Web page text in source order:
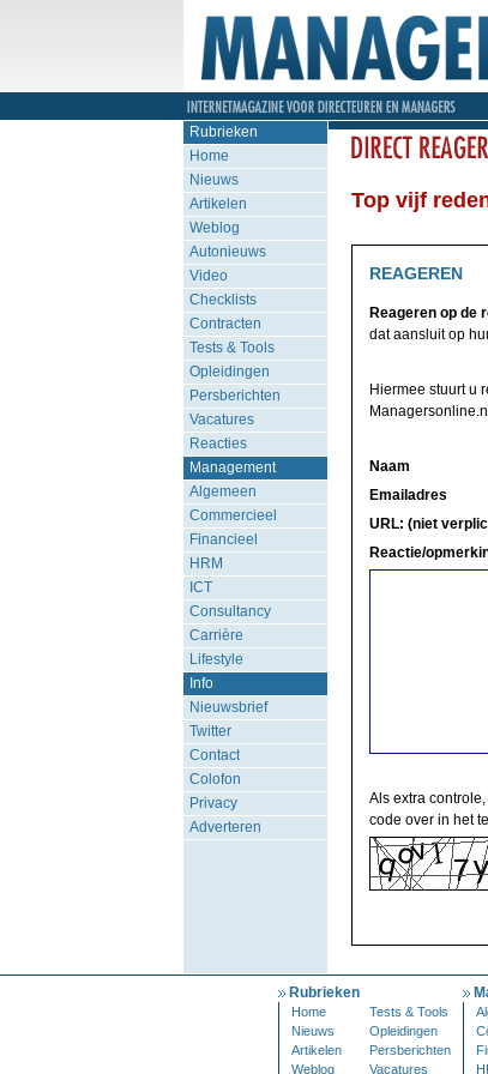
Rubrieken
Home
Nieuws
Artikelen
Weblog
Autonieuws
Video
Checklists
Contracten
Tests & Tools
Opleidingen
Persberichten
Vacatures
Reacties
Management
Algemeen
Commercieel
Financieel
HRM
ICT
Consultancy
Carrière
Lifestyle
Info
Nieuwsbrief
Twitter
Contact
Colofon
Privacy
Adverteren
Top vijf
REAGEREN
Reageren op de
dat aansluit op
Hiermee stuurt u
Naam
Emailadres
URL: (niet
Reactie/
Als extra
code over in het
Rubrieken
Home
Tests & Tools
Nieuws
Opleidingen
Artikelen
Persberichten
Weblog
Vacatures